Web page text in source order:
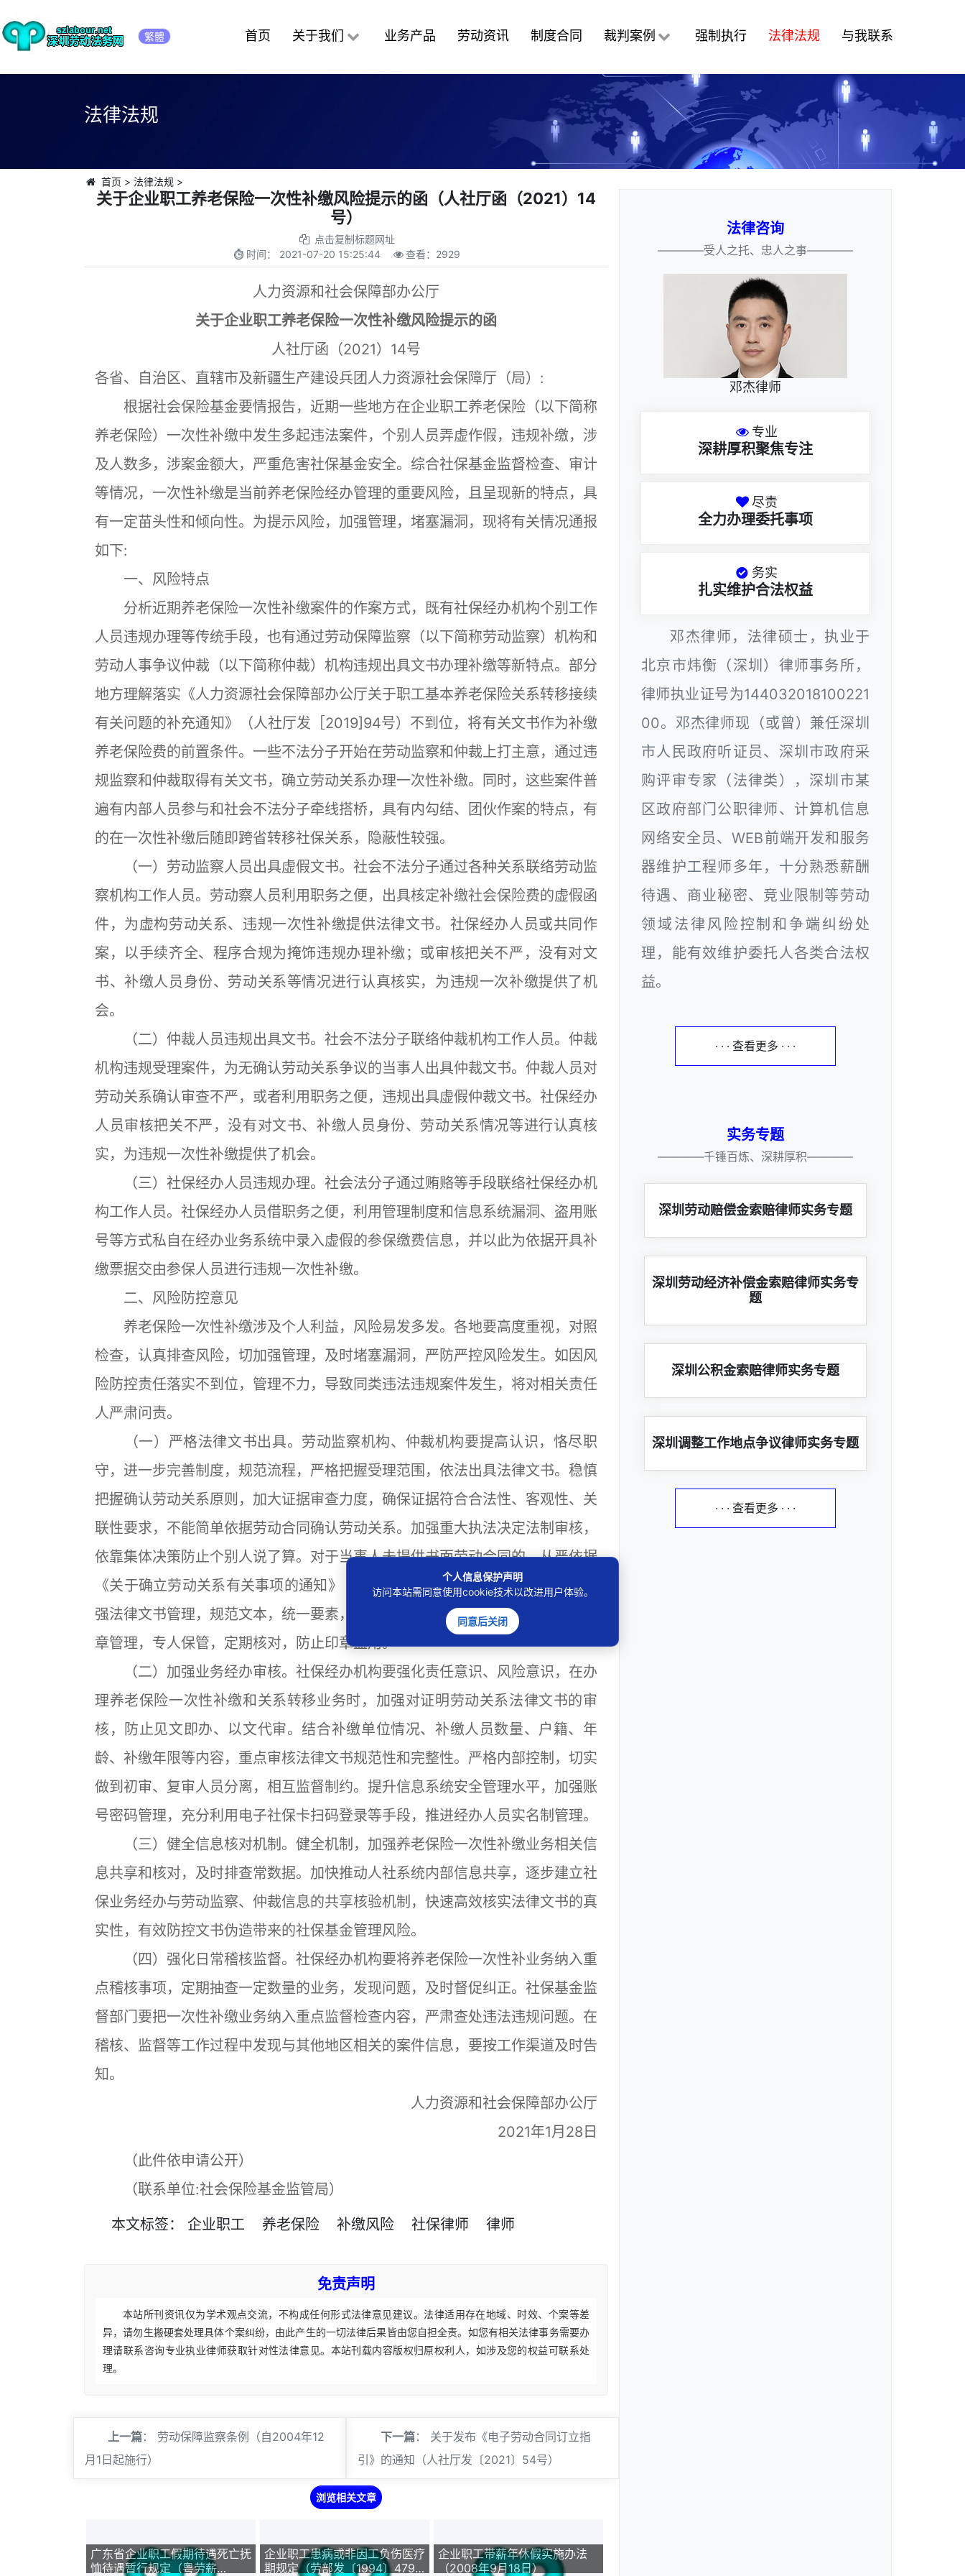
繁體 首页 关于我们 业务产品 劳动资讯 制度合同 裁判案例 强制执行 法律法规 与我联系
法律法规
首页 > 法律法规 >
关于企业职工养老保险一次性补缴风险提示的函（人社厅函（2021）14
号）
点击复制标题网址
时间： 2021-07-20 15:25:44 查看： 2929
人力资源和社会保障部办公厅
关于企业职工养老保险一次性补缴风险提示的函
人社厅函（2021）14号
各省、自治区、直辖市及新疆生产建设兵团人力资源社会保障厅（局）:
根据社会保险基金要情报告，近期一些地方在企业职工养老保险（以下简称
养老保险）一次性补缴中发生多起违法案件，个别人员弄虚作假，违规补缴，涉
及人数多，涉案金额大，严重危害社保基金安全。综合社保基金监督检查、审计
等情况，一次性补缴是当前养老保险经办管理的重要风险，且呈现新的特点，具
有一定苗头性和倾向性。为提示风险，加强管理，堵塞漏洞，现将有关情况通报
如下:
一、风险特点
分析近期养老保险一次性补缴案件的作案方式，既有社保经办机构个别工作
人员违规办理等传统手段，也有通过劳动保障监察（以下简称劳动监察）机构和
劳动人事争议仲裁（以下简称仲裁）机构违规出具文书办理补缴等新特点。部分
地方理解落实《人力资源社会保障部办公厅关于职工基本养老保险关系转移接续
有关问题的补充通知》（人社厅发［2019]94号）不到位，将有关文书作为补缴
养老保险费的前置条件。一些不法分子开始在劳动监察和仲裁上打主意，通过违
规监察和仲裁取得有关文书，确立劳动关系办理一次性补缴。同时，这些案件普
遍有内部人员参与和社会不法分子牵线搭桥，具有内勾结、团伙作案的特点，有
的在一次性补缴后随即跨省转移社保关系，隐蔽性较强。
（一）劳动监察人员出具虚假文书。社会不法分子通过各种关系联络劳动监
察机构工作人员。劳动察人员利用职务之便，出具核定补缴社会保险费的虚假函
件，为虚构劳动关系、违规一次性补缴提供法律文书。社保经办人员或共同作
案，以手续齐全、程序合规为掩饰违规办理补缴；或审核把关不严，没有对文
书、补缴人员身份、劳动关系等情况进行认真核实，为违规一次补缴提供了机
会。
（二）仲裁人员违规出具文书。社会不法分子联络仲裁机构工作人员。仲裁
机构违规受理案件，为无确认劳动关系争议的当事人出具仲裁文书。仲裁人员对
劳动关系确认审查不严，或者利用职务之便，违规出具虚假仲裁文书。社保经办
人员审核把关不严，没有对文书、补缴人员身份、劳动关系情况等进行认真核
实，为违规一次性补缴提供了机会。
（三）社保经办人员违规办理。社会法分子通过贿赂等手段联络社保经办机
构工作人员。社保经办人员借职务之便，利用管理制度和信息系统漏洞、盗用账
号等方式私自在经办业务系统中录入虚假的参保缴费信息，并以此为依据开具补
缴票据交由参保人员进行违规一次性补缴。
二、风险防控意见
养老保险一次性补缴涉及个人利益，风险易发多发。各地要高度重视，对照
检查，认真排查风险，切加强管理，及时堵塞漏洞，严防严控风险发生。如因风
险防控责任落实不到位，管理不力，导致同类违法违规案件发生，将对相关责任
人严肃问责。
（一）严格法律文书出具。劳动监察机构、仲裁机构要提高认识，恪尽职
守，进一步完善制度，规范流程，严格把握受理范围，依法出具法律文书。稳慎
把握确认劳动关系原则，加大证据审查力度，确保证据符合合法性、客观性、关
联性要求，不能简单依据劳动合同确认劳动关系。加强重大执法决定法制审核，
依靠集体决策防止个别人说了算。对于当事人未提供书面劳动合同的，从严依据
《关于确立劳动关系有关事项的通知》（劳社部发2005）12号）进行认定。加
强法律文书管理，规范文本，统一要素，严格编号，防止文书伪造篡改。严格公
章管理，专人保管，定期核对，防止印章盗用。
（二）加强业务经办审核。社保经办机构要强化责任意识、风险意识，在办
理养老保险一次性补缴和关系转移业务时，加强对证明劳动关系法律文书的审
核，防止见文即办、以文代审。结合补缴单位情况、补缴人员数量、户籍、年
龄、补缴年限等内容，重点审核法律文书规范性和完整性。严格内部控制，切实
做到初审、复审人员分离，相互监督制约。提升信息系统安全管理水平，加强账
号密码管理，充分利用电子社保卡扫码登录等手段，推进经办人员实名制管理。
（三）健全信息核对机制。健全机制，加强养老保险一次性补缴业务相关信
息共享和核对，及时排查常数据。加快推动人社系统内部信息共享，逐步建立社
保业务经办与劳动监察、仲裁信息的共享核验机制，快速高效核实法律文书的真
实性，有效防控文书伪造带来的社保基金管理风险。
（四）强化日常稽核监督。社保经办机构要将养老保险一次性补业务纳入重
点稽核事项，定期抽查一定数量的业务，发现问题，及时督促纠正。社保基金监
督部门要把一次性补缴业务纳入重点监督检查内容，严肃查处违法违规问题。在
稽核、监督等工作过程中发现与其他地区相关的案件信息，要按工作渠道及时告
知。
人力资源和社会保障部办公厅
2021年1月28日
（此件依申请公开）
（联系单位:社会保险基金监管局）
本文标签： 企业职工 养老保险 补缴风险 社保律师 律师
免责声明
本站所刊资讯仅为学术观点交流，不构成任何形式法律意见建议。法律适用存在地域、时效、个案等差
异，请勿生搬硬套处理具体个案纠纷，由此产生的一切法律后果皆由您自担全责。如您有相关法律事务需要办
理请联系咨询专业执业律师获取针对性法律意见。本站刊载内容版权归原权利人，如涉及您的权益可联系处
理。
上一篇： 劳动保障监察条例（自2004年12
月1日起施行）
下一篇： 关于发布《电子劳动合同订立指
引》的通知（人社厅发〔2021〕54号）
浏览相关文章
广东省企业职工假期待遇死亡抚
恤待遇暂行规定（粤劳薪
企业职工患病或非因工负伤医疗
期规定（劳部发〔1994〕479
企业职工带薪年休假实施办法
（2008年9月18日）
法律咨询
————受人之托、忠人之事————
邓杰律师
专业
深耕厚积聚焦专注
尽责
全力办理委托事项
务实
扎实维护合法权益
邓杰律师，法律硕士，执业于
北京市炜衡（深圳）律师事务所，
律师执业证号为144032018100221
00。邓杰律师现（或曾）兼任深圳
市人民政府听证员、深圳市政府采
购评审专家（法律类），深圳市某
区政府部门公职律师、计算机信息
网络安全员、WEB前端开发和服务
器维护工程师多年，十分熟悉薪酬
待遇、商业秘密、竞业限制等劳动
领域法律风险控制和争端纠纷处
理，能有效维护委托人各类合法权
益。
· · · 查看更多 · · ·
实务专题
————千锤百炼、深耕厚积————
深圳劳动赔偿金索赔律师实务专题
深圳劳动经济补偿金索赔律师实务专
题
深圳公积金索赔律师实务专题
深圳调整工作地点争议律师实务专题
· · · 查看更多 · · ·
个人信息保护声明
访问本站需同意使用cookie技术以改进用户体验。
同意后关闭